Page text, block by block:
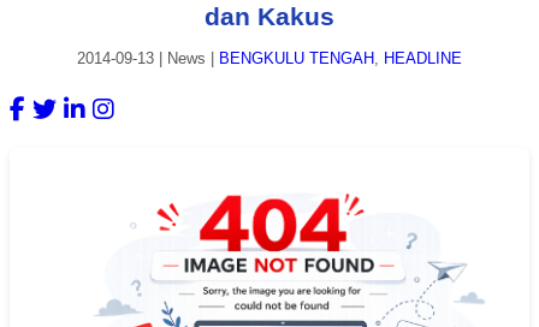
dan Kakus
2014-09-13 News BENGKULU TENGAH, HEADLINE